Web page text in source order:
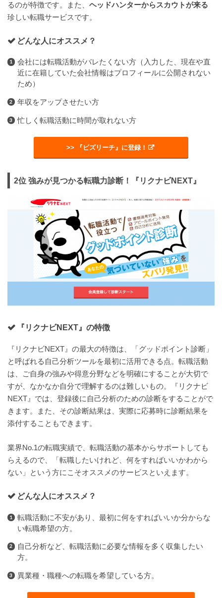
るのが特徴です。また、 ヘッドハンターからスカウトが来る
珍しい転職サービスです。
どんな人にオススメ？
会社には転職活動がバレたくない方（入力した、現在や直
近に在籍していた会社情報はプロフィールに公開されない
ため）
年収をアップさせたい方
忙しく転職活動に時間が取れない方
>> 『ビズリーチ』に登録！
2位 強みが見つかる転職力診断！『リクナビNEXT』
『リクナビNEXT』の特徴
『リクナビNEXT』の最大の特徴は、「グッドポイント診断」
と呼ばれる自己分析ツールを最初に活用できる点。転職活動
は、ご自身の強みや得意分野などを明確にすることが大切で
すが、なかなか自分で理解するのは難しいもの。『リクナビ
NEXT』では、登録後に自己分析のための診断をすることがで
きます。また、その診断結果は、実際に応募時に診断結果を
添付することもできます。
業界No.1の転職実績で、転職活動の基本からサポートしても
らえるので、「転職したいけれど、何をすればいいかわから
ない」という方にこそオススメのサービスといえます。
どんな人にオススメ？
転職活動に不安があり、最初に何をすればいいか分からな
い転職希望の方。
自己分析など、転職活動に必要な情報を多く収集したい
方。
異業種・職種への転職を希望している方。